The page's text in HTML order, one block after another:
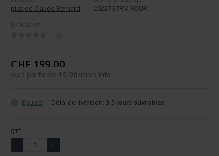
plus de Claude Bernard
20227 37RM ROUR
CHF 199.00
ou à partir de 19.90/mois info
Epuisé Délai de livraison: 3-5 jours ouvrables
QTÉ